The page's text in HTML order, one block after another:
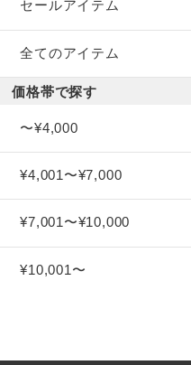
セールアイテム
全てのアイテム
価格帯で探す
〜¥4,000
¥4,001〜¥7,000
¥7,001〜¥10,000
¥10,001〜